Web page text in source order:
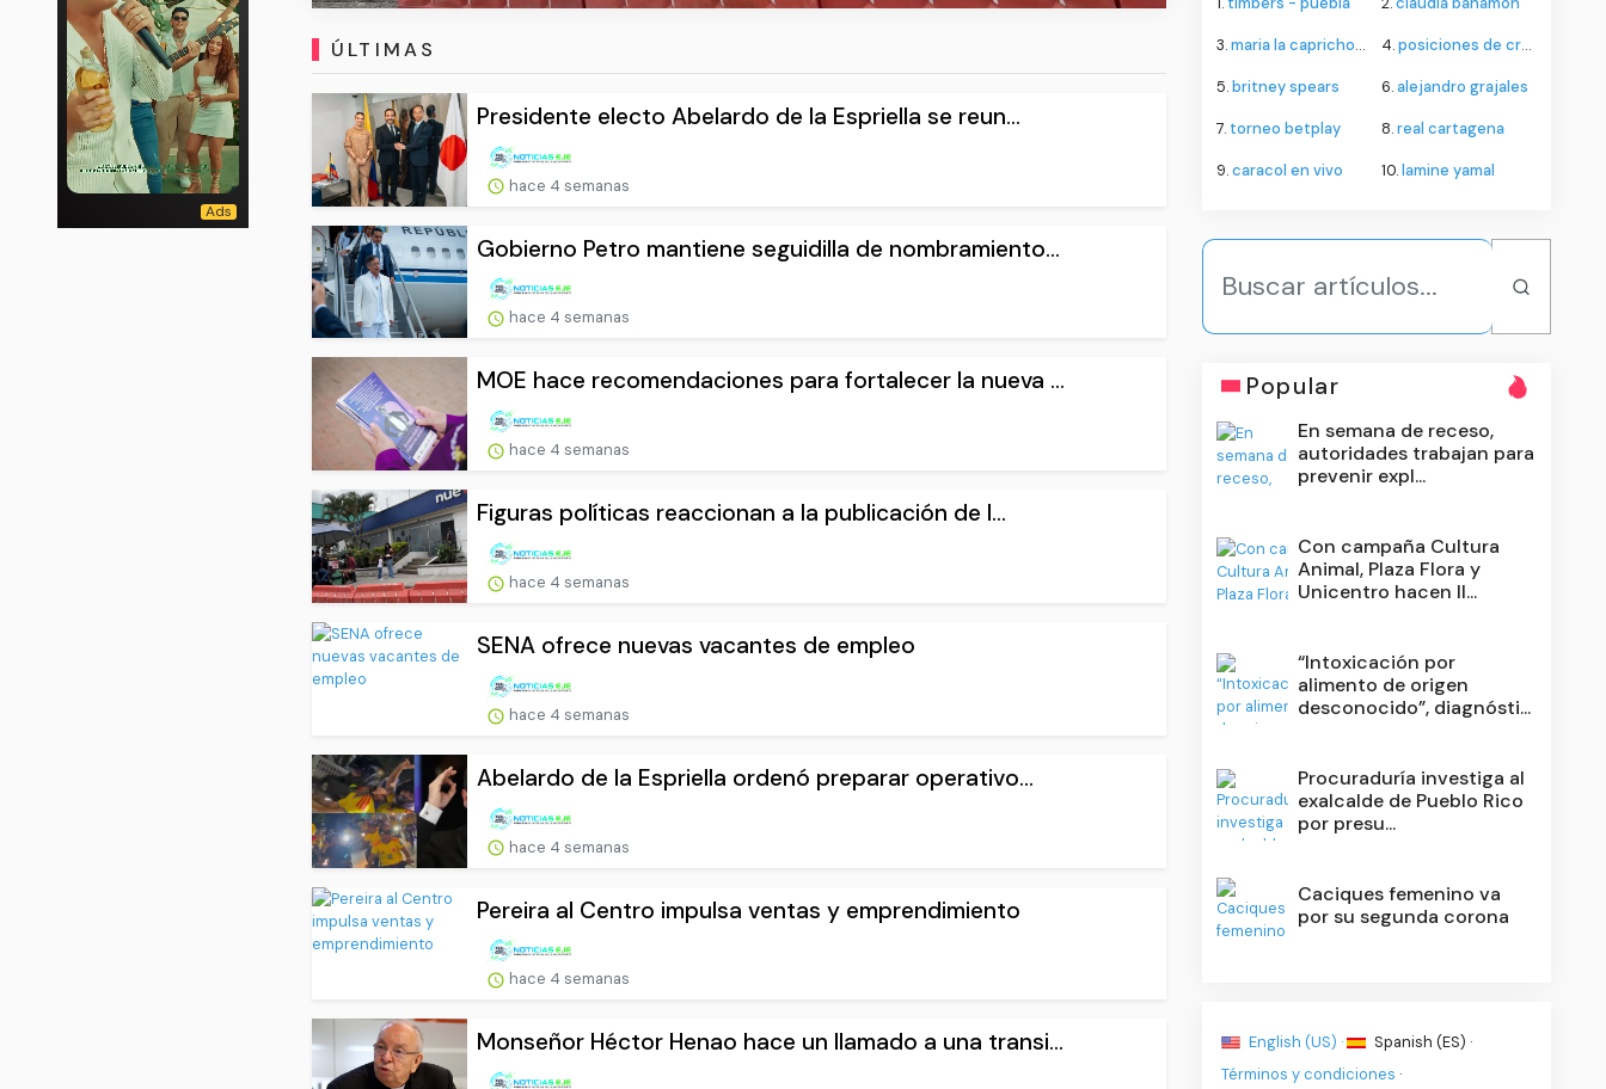
ÚLTIMAS
Presidente electo Abelardo de la Espriella se reun...
hace 4 semanas
Gobierno Petro mantiene seguidilla de nombramiento...
hace 4 semanas
MOE hace recomendaciones para fortalecer la nueva ...
hace 4 semanas
Figuras políticas reaccionan a la publicación de l...
hace 4 semanas
SENA ofrece nuevas vacantes de empleo
hace 4 semanas
Abelardo de la Espriella ordenó preparar operativo...
hace 4 semanas
Pereira al Centro impulsa ventas y emprendimiento
hace 4 semanas
Monseñor Héctor Henao hace un llamado a una transi...
3.maria la caprichosa 4.posiciones de cruz azul contra philadelphia union
5.britney spears 6.alejandro grajales
7. torneo betplay 8.real cartagena
9.caracol en vivo 10.lamine yamal
Popular
En semana de receso,
autoridades trabajan para
prevenir expl...
Con campaña Cultura
Animal, Plaza Flora y
Unicentro hacen ll...
“Intoxicación por
alimento de origen
desconocido”, diagnósti...
Procuraduría investiga al
exalcalde de Pueblo Rico
por presu...
Caciques femenino va
por su segunda corona
English (US) ·
Spanish (ES) ·
Términos y condiciones ·